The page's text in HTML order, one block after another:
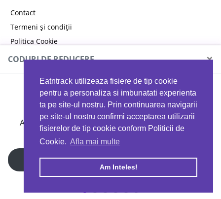
Eatntrack utilizeaza fisiere de tip cookie
pentru a personaliza si imbunatati experienta
ta pe site-ul nostru. Prin continuarea navigarii
pe site-ul nostru confirmi acceptarea utilizarii
fisierelor de tip cookie conform Politicii de
Cookie. Afla mai multe
Am Inteles!
Contact
Termeni și condiții
Politica Cookie
Politica de confidențialitate
Copyright © 2026 EAT & TRACK S.R.L
CODURI DE REDUCERE ×
MYPROTEIN
Ai 40%reducere la orice comandă folosind codul
EATTRACK
Profită acum